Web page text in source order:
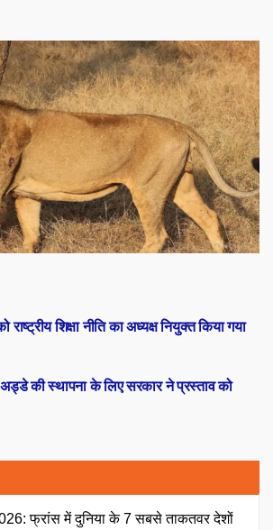
अड्डे की स्थापना के लिए सरकार ने प्रस्ताव को
शिक्षा नीति का अध्यक्ष नियुक्त किया गया
फ्रांस में दुनिया के 7 सबसे ताकतवर देशों